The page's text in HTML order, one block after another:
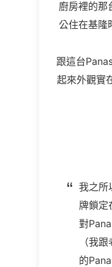
廚房裡的那
公住在基隆
跟這台
起來外觀實
我之所
牌鎖定
對
（我
的